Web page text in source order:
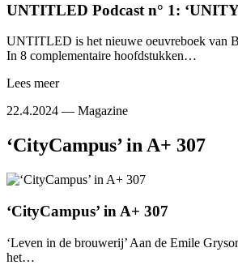
UNTITLED Podcast n° 1:
UNTITLED is het nieuwe oeuvreboek van
In 8 complementaire hoofdstukken…
Lees meer
22.4.2024 — Magazine
‘CityCampus’ in A+ 307
‘CityCampus’ in A+ 307
‘Leven in de brouwerij’ Aan de Emile
het…